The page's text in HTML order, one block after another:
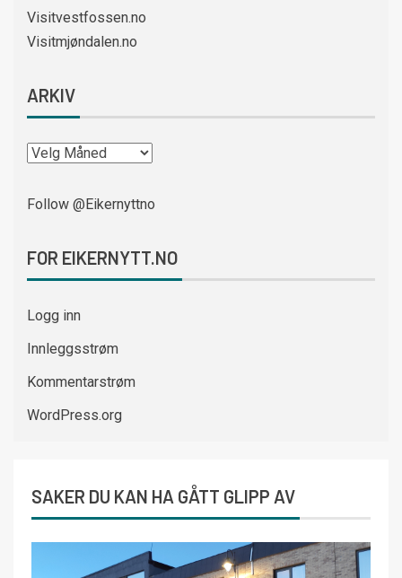
Visitvestfossen.no
Visitmjøndalen.no
ARKIV
Follow @Eikernyttno
FOR EIKERNYTT.NO
Logg inn
Innleggsstrøm
Kommentarstrøm
WordPress.org
SAKER DU KAN HA GÅTT GLIPP AV